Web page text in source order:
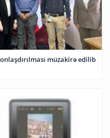
müzakirə edilib